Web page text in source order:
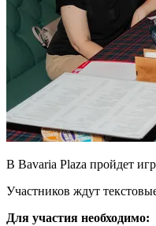
В Bavaria Plaza пройдет
Участников ждут
Для участия необходимо: